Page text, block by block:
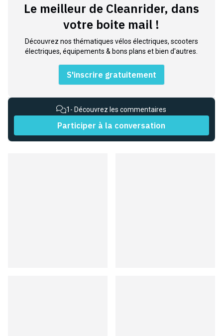
Le meilleur de Cleanrider, dans
votre boite mail !
Découvrez nos thématiques vélos électriques, scooters
électriques, équipements & bons plans et bien d'autres.
S'inscrire gratuitement
1 - Découvrez les commentaires
Participer à la conversation